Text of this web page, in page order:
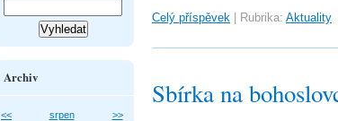
Celý příspěvek Rubrika: Aktuality
Sbírka na
Archiv
<< srpen
>>